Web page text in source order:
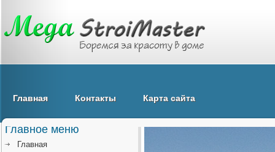
Главная Контакты Карта сайта
Главное меню
Главная